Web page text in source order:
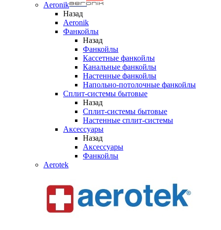
Aeronik
Назад
Aeronik
Фанкойлы
Назад
Фанкойлы
Кассетные фанкойлы
Канальные фанкойлы
Настенные фанкойлы
Напольно-потолочные фанкойлы
Сплит-системы бытовые
Назад
Сплит-системы бытовые
Настенные сплит-системы
Аксессуары
Назад
Аксессуары
Фанкойлы
Aerotek